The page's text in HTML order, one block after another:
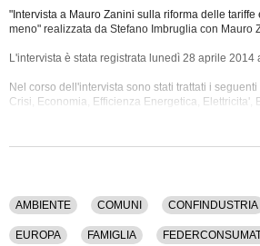
"Intervista a Mauro Zanini sulla riforma delle
meno" realizzata da Stefano Imbruglia con
L'intervista è stata registrata lunedì 28 aprile 2014
Nel corso dell'intervista sono stati trattati i
Crisi, Economia, Efficienza Energetica,
AMBIENTE COMUNI CONFINDUSTRIA
EUROPA FAMIGLIA